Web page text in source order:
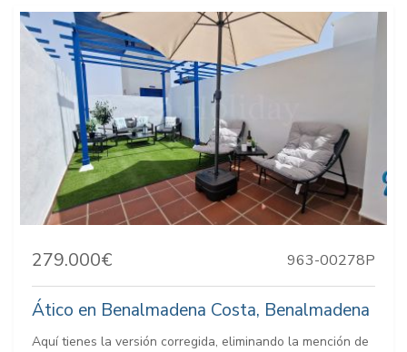
279.000€ 963-00278P
Ático en Benalmadena Costa, Benalmadena
Aquí tienes la versión corregida, eliminando la mención de